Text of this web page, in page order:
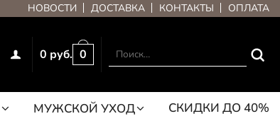
НОВОСТИ ДОСТАВКА КОНТАКТЫ ОПЛАТА
0 руб. 0
МУЖСКОЙ УХОД СКИДКИ ДО 40%